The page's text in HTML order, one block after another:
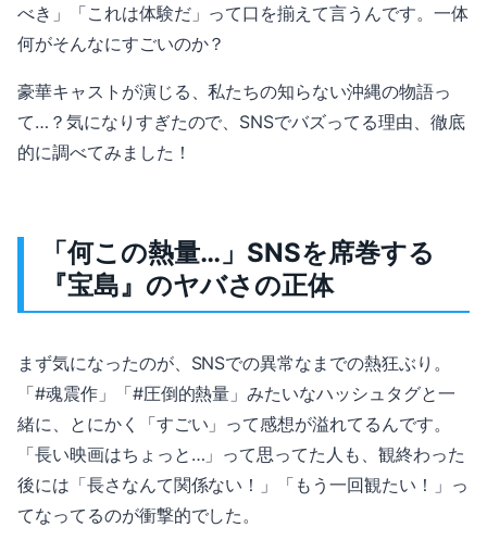
べき」「これは体験だ」って口を揃えて言うんです。一体
何がそんなにすごいのか？
豪華キャストが演じる、私たちの知らない沖縄の物語っ
て…？気になりすぎたので、SNSでバズってる理由、徹底
的に調べてみました！
「何この熱量…」SNSを席巻する
『宝島』のヤバさの正体
まず気になったのが、SNSでの異常なまでの熱狂ぶり。
「#魂震作」「#圧倒的熱量」みたいなハッシュタグと一
緒に、とにかく「すごい」って感想が溢れてるんです。
「長い映画はちょっと…」って思ってた人も、観終わった
後には「長さなんて関係ない！」「もう一回観たい！」っ
てなってるのが衝撃的でした。